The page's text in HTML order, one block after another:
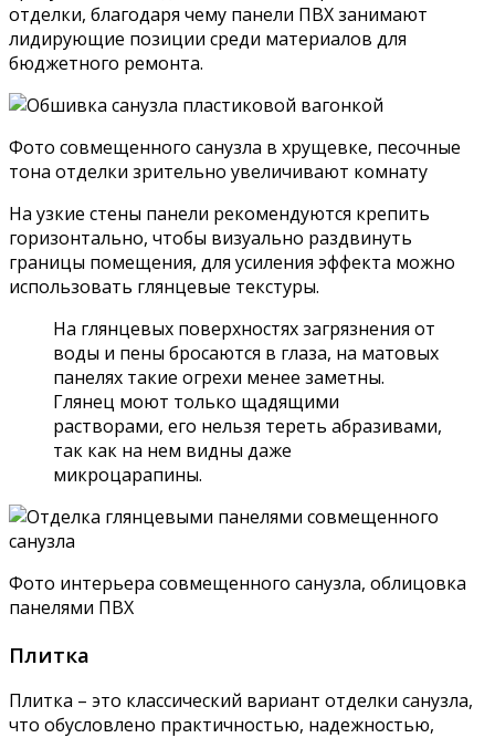
Интерьер совмещенного санузла маленького
размера, перепланировка в хрущевке
Дерево
Деревянная отделка санузла, прямо скажем, не самый
популярный способ сделать ремонт. Чаще всего
облицовку деревом ванных и туалетов можно
встретить в частных домах, в квартирах же для
другими материалами.
Из-за сложного микроклимата совмещенного санузла
не все породы пригодны для отделки, смело можно
использовать: дуб, вяз, лиственницу, тис. Но в любом
случае, дерево дополнительно нужно обработать
антисептиками и порозабивающим составом, чтобы
запахами.
Фото совмещенных санузлов после ремонта, отделка
совмещенного санузла